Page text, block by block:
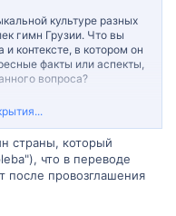
культуре разных
гимн Грузии. Что вы
и контексте, в котором он
факты или аспекты,
вопроса?
опыт, который может
очень благодарна за
очень полезными для
также могут искать
и советы!
страны, который
что в переводе
после провозглашения